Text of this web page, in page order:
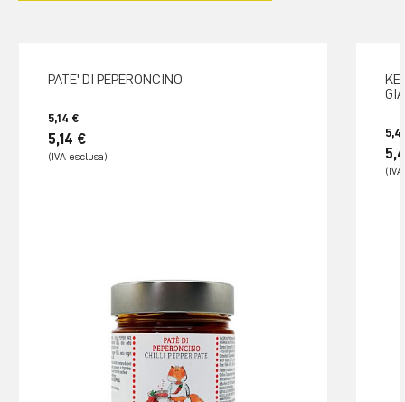
PATE' DI PEPERONCINO
5,14 €
5,14 €